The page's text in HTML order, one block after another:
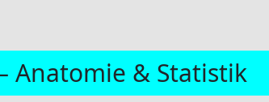
Anatomie & Statistik